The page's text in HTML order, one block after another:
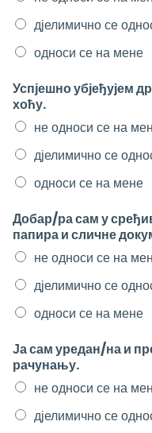
дјелимично се
односи се на мене
Успјешно убјеђујем
хоћу.
не односи се на
дјелимично се
односи се на мене
Добар/ра сам у
папира и сличне
не односи се на
дјелимично се
односи се на мене
Ја сам уредан/на и
рачунању.
не односи се на
дјелимично се